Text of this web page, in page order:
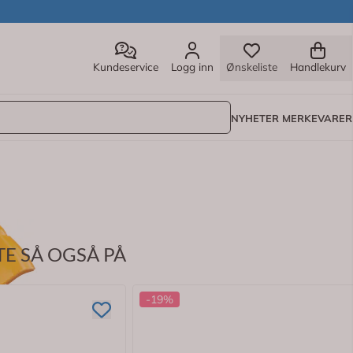
Kundeservice Logg inn Ønskeliste Handlekurv
NYHETER MERKEVARER
SÅ OGSÅ PÅ
-19%
som støtter hudens egen restitusjon.